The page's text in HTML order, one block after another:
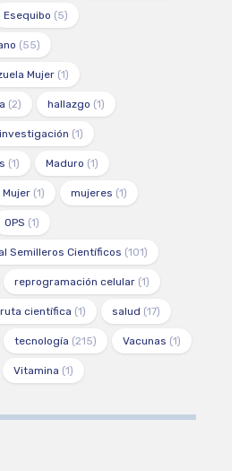
Esequibo (5)
(55)
Mujer(1)
(2) hallazgo (1)
investigación (1)
(1) Maduro (1)
Mujer(1) mujeres (1)
OPS (1)
Semilleros Científicos (101)
reprogramación celular(1)
ruta científica (1) salud (17)
tecnología (215) Vacunas (1)
Vitamina (1)